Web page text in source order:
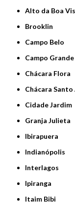
Alto da Boa
Brooklin
Campo Belo
Campo Grande
Chácara Flora
Chácara
Cidade Jardim
Granja Julieta
Ibirapuera
Indianópolis
Interlagos
Ipiranga
Itaim Bibi